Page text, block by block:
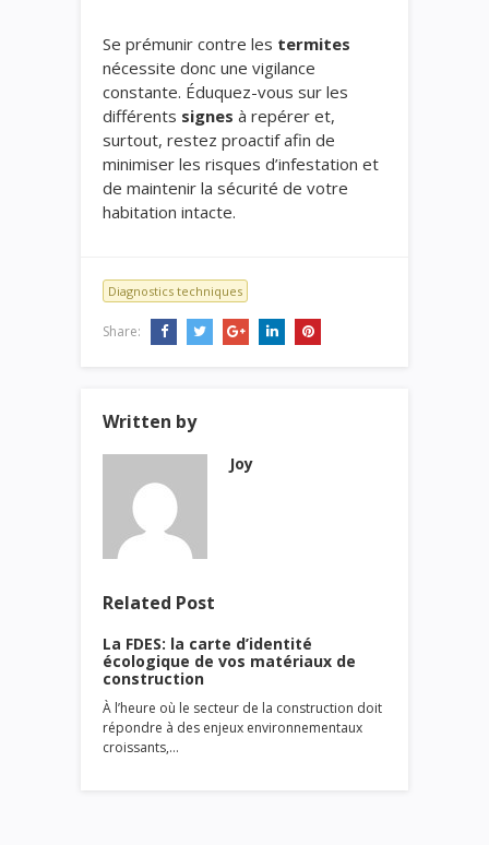
Se prémunir contre les termites
nécessite donc une vigilance
constante. Éduquez-vous sur les
différents signes à repérer et,
surtout, restez proactif afin de
minimiser les risques d’infestation et
de maintenir la sécurité de votre
habitation intacte.
Diagnostics techniques
Share:
Written by
Joy
Related Post
La FDES: la carte d’identité
écologique de vos matériaux de
construction
À l’heure où le secteur de la construction doit
répondre à des enjeux environnementaux
croissants,…